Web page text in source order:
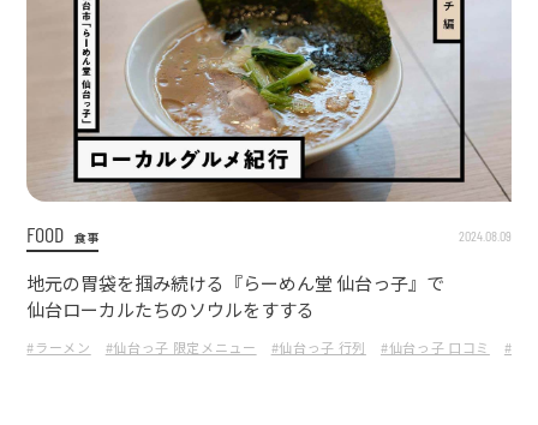
FOOD 食事 2024.08.09
地元の胃袋を掴み続ける『らーめん堂 仙台っ子』で
仙台ローカルたちのソウルをすする
#ラーメン #仙台っ子 限定メニュー #仙台っ子 行列 #仙台っ子 口コミ #仙